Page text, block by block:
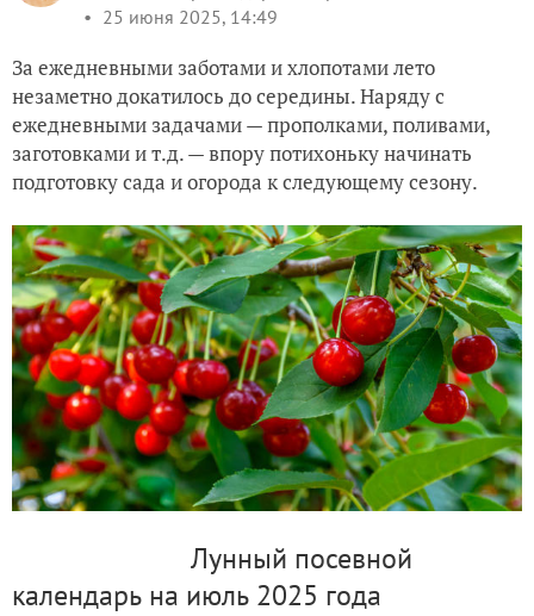
25 июня 2025, 14:49
За ежедневными заботами и хлопотами лето
незаметно докатилось до середины. Наряду с
ежедневными задачами — прополками, поливами,
заготовками и т.д. — впору потихоньку начинать
подготовку сада и огорода к следующему сезону.
Лунный посевной
календарь на июль 2025 года